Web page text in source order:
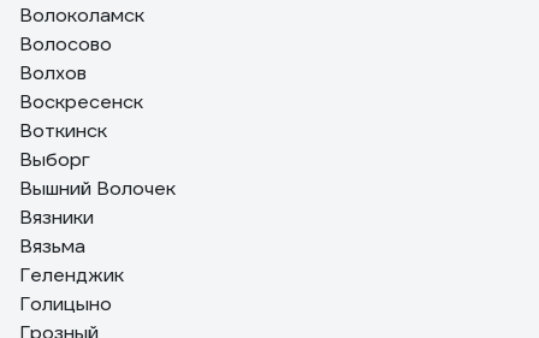
Волоколамск
Волосово
Волхов
Воскресенск
Воткинск
Выборг
Вышний Волочек
Вязники
Вязьма
Геленджик
Голицыно
Грозный